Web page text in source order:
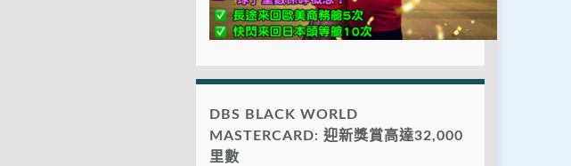
DBS BLACK WORLD
MASTERCARD: 迎新獎賞高達32,000
里數